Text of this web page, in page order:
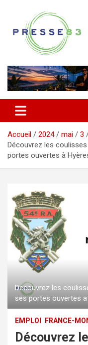
contenu
Presse 83
Accueil 2024 mai 3
Découvrez les
portes ouvertes à
Decouvrez les
ses portes ouvertes a
EMPLOI FRANCE-
Découvrez